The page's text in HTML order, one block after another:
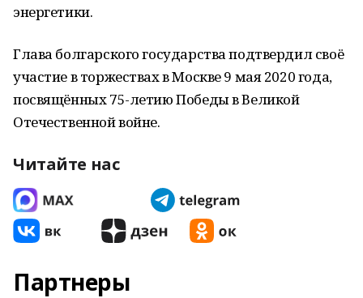
энергетики.
Глава болгарского государства подтвердил своё
участие в торжествах в Москве 9 мая 2020 года,
посвящённых 75-летию Победы в Великой
Отечественной войне.
Читайте нас
Партнеры